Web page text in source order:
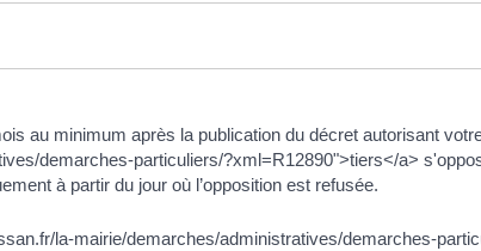
au minimum après la publication du décret autorisant
demarches-particuliers/?xml=R12890">tiers</a>
à partir du jour où l’opposition est refusée.
la-mairie/demarches/administratives/demarches-